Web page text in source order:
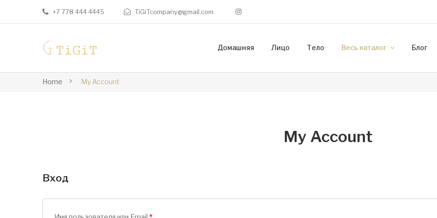
+7 778 444 4445 TiGiTcompany@gmail.com
Домашняя Лицо Тело Весь каталог Блог
Home My Account
My Account
Вход